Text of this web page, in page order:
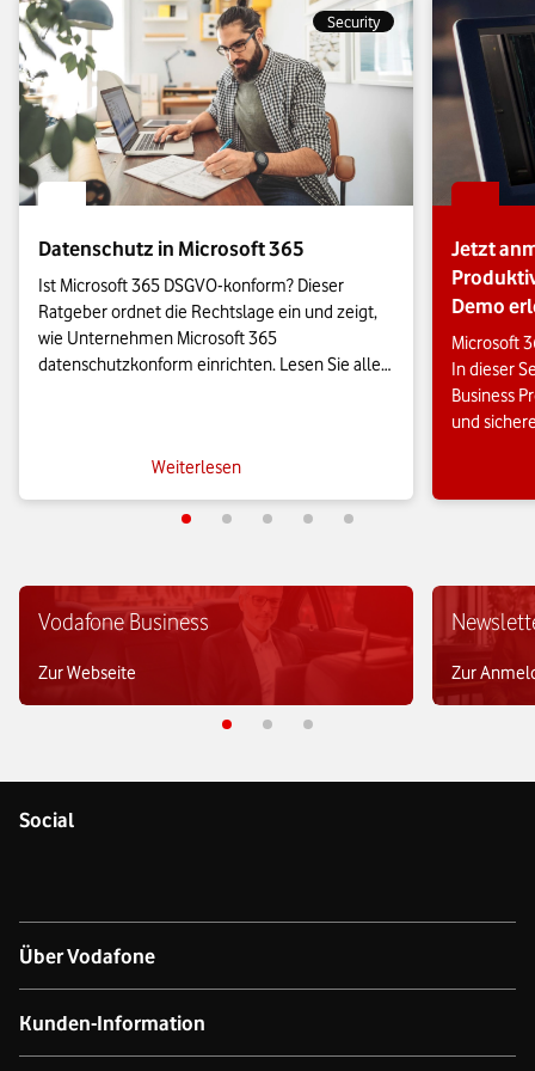
Security
Datenschutz in Microsoft 365
Ist Microsoft 365 DSGVO-konform? Dieser
Ratgeber ordnet die Rechtslage ein und zeigt,
wie Unternehmen Microsoft 365
datenschutzkonform einrichten. Lesen Sie alles
Verschlüsselung.Weiterlesen
Jetzt
Demo
Microsoft
In dieser
Business
und
Microsoft
Vodafone Business
Zur Webseite Zur
Social
Über Vodafone
Über das Unternehmen
Kunden-Information